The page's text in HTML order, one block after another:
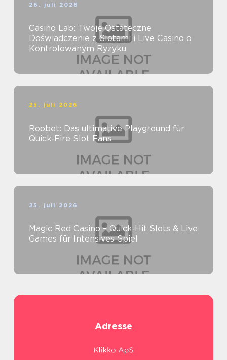
26. juli 2026
Casino Lab: Twoje Ostateczne
Doświadczenie z Slotami i Live Casino o
Kontrolowanym Ryzyku
25. juli 2026
Roobet: Das ultimative Playground für
Quick‑Fire Slot Fans
25. juli 2026
Magic Red Casino – Quick‑Hit Slots & Live
Games für Intensives Spiel
Adresse